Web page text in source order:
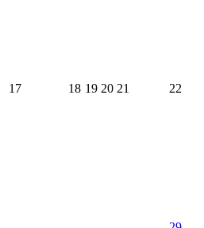
17 18 19 20 21 22